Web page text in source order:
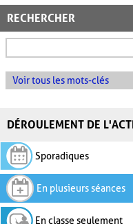
RECHERCHER
Voir tous les mots-clés
DÉROULEMENT DE
Sporadiques
En plusieurs séances
En classe seulement